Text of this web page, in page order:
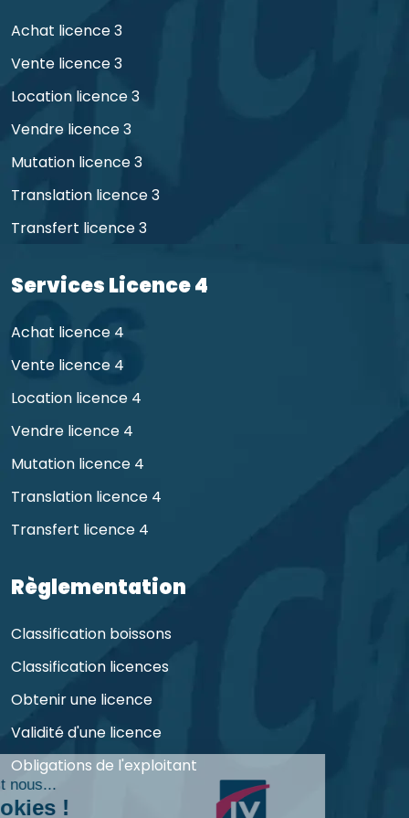
Achat licence 3
Vente licence 3
Location licence 3
Vendre licence 3
Mutation licence 3
Translation licence 3
Transfert licence 3
Services Licence 4
Achat licence 4
Vente licence 4
Location licence 4
Vendre licence 4
Mutation licence 4
Translation licence 4
Transfert licence 4
Règlementation
Classification boissons
Classification licences
Obtenir une licence
Validité d'une licence
Obligations de l'exploitant